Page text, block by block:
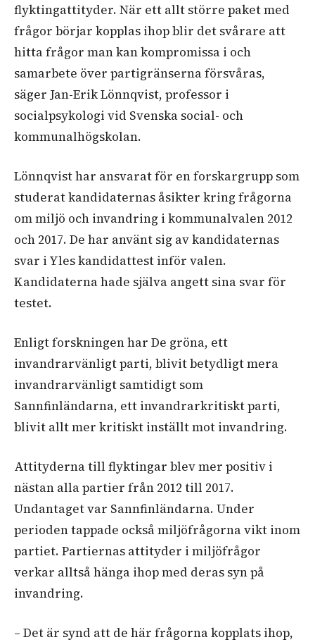
flyktingattityder. När ett allt större paket med
frågor börjar kopplas ihop blir det svårare att
hitta frågor man kan kompromissa i och
samarbete över partigränserna försvåras,
säger Jan-Erik Lönnqvist, professor i
socialpsykologi vid Svenska social- och
kommunalhögskolan.
Lönnqvist har ansvarat för en forskargrupp som
studerat kandidaternas åsikter kring frågorna
om miljö och invandring i kommunalvalen 2012
och 2017. De har använt sig av kandidaternas
svar i Yleskandidattest inför valen.
Kandidaterna hade själva angett sina svar för
testet.
Enligt forskningen har De gröna, ett
invandrarvänligt parti, blivit betydligt mera
invandrarvänligt samtidigt som
Sannfinländarna, ett invandrarkritiskt parti,
blivit allt mer kritiskt inställt mot invandring.
Attityderna till flyktingar blev mer positiv i
nästan alla partier från 2012 till 2017.
Undantaget var Sannfinländarna. Under
perioden tappade också miljöfrågorna vikt inom
partiet. Partiernas attityder i miljöfrågor
verkar alltsåhänga ihop med deras syn på
invandring.
– Det är synd att de här frågorna kopplats ihop,